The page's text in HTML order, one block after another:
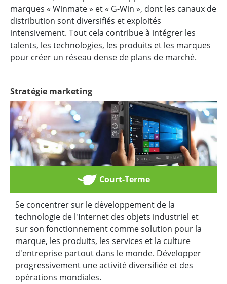
marques « Winmate » et « G-Win », dont les canaux de
distribution sont diversifiés et exploités
intensivement. Tout cela contribue à intégrer les
talents, les technologies, les produits et les marques
pour créer un réseau dense de plans de marché.
Stratégie marketing
Court-Terme
Se concentrer sur le développement de la
technologie de l'Internet des objets industriel et
sur son fonctionnement comme solution pour la
marque, les produits, les services et la culture
d'entreprise partout dans le monde. Développer
progressivement une activité diversifiée et des
opérations mondiales.